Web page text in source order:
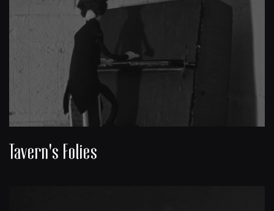
Tavern's Folies